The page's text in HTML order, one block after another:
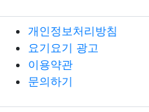
개인정보처리방침
요기요기 광고
이용약관
문의하기